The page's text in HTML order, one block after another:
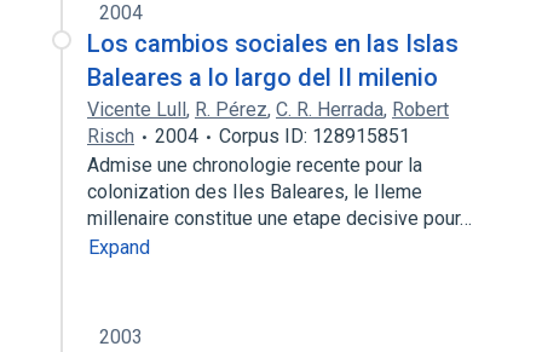
2004
Los cambios sociales en las Islas
Baleares a lo largo del II milenio
Vicente Lull, R. Pérez, C. R. Herrada, Robert
Risch
2004
Corpus ID: 128915851
Admise une chronologie recente pour la
colonization des Iles Baleares, le Ileme
millenaire constitue une etape decisive pour…
Expand
2003